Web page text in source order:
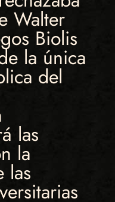
Walter
Biolis
la única
del
las
la
las